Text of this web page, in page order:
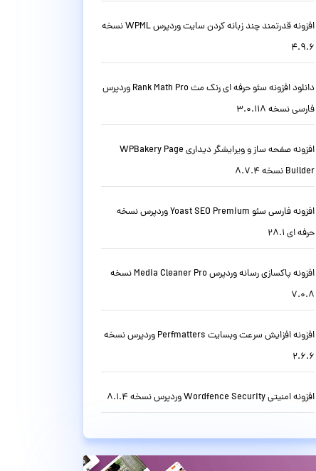
افزونه قدرتمند چند زبانه کردن سایت وردپرس WPML نسخه
4.9.6
دانلود افزونه سئو حرفه ای رنک مث Rank Math Pro وردپرس
فارسی نسخه 3.0.118
افزونه صفحه ساز و ویرایشگر دیداری WPBakery Page
Builder نسخه 8.7.4
افزونه فارسی سئو Yoast SEO Premium وردپرس نسخه
حرفه ای 28.1
افزونه پاکسازی رسانه وردپرس Media Cleaner Pro نسخه
7.0.8
افزونه افزایش سرعت وبسایت Perfmatters وردپرس نسخه
2.6.6
افزونه امنیتی Wordfence Security وردپرس نسخه 8.1.4